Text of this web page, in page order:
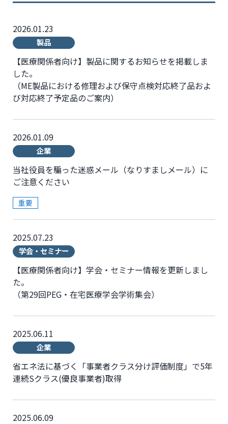
2026.01.23
製品
【医療関係者向け】製品に関するお知らせを掲載しま
した。
（ME製品における修理および保守点検対応終了品およ
び対応終了予定品のご案内）
2026.01.09
企業
当社役員を騙った迷惑メール（なりすましメール）に
ご注意ください
重要
2025.07.23
学会・セミナー
【医療関係者向け】学会・セミナー情報を更新しまし
た。
（第29回PEG・在宅医療学会学術集会）
2025.06.11
企業
省エネ法に基づく「事業者クラス分け評価制度」で5年
連続Sクラス(優良事業者)取得
2025.06.09